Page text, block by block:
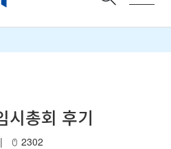
시총회 후기
| 2302